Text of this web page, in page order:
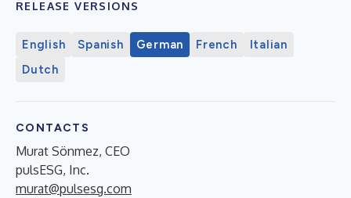
RELEASE VERSIONS
English Spanish German French
Italian
Dutch
CONTACTS
Murat Sönmez, CEO
pulsESG, Inc.
murat@pulsesg.com